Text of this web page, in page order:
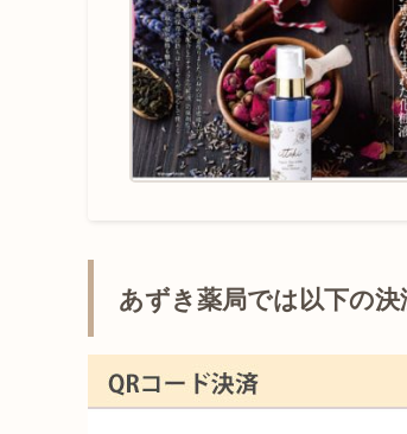
あずき薬局では以下の